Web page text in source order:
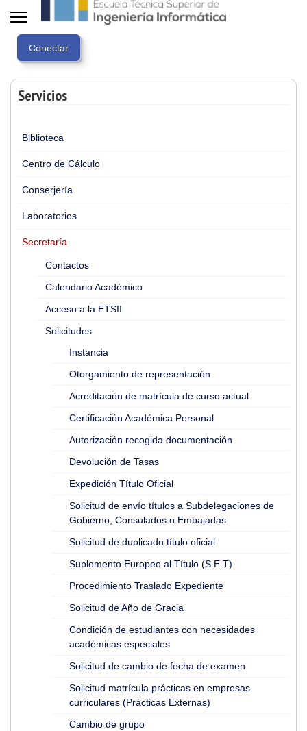
Servicios
Biblioteca
Centro de Cálculo
Conserjería
Laboratorios
Secretaría
Contactos
Calendario Académico
Acceso a la ETSII
Solicitudes
Instancia
Otorgamiento de representación
Acreditación de matrícula de curso actual
Certificación Académica Personal
Autorización recogida documentación
Devolución de Tasas
Expedición Título Oficial
Solicitud de envío títulos a Subdelegaciones de
Gobierno, Consulados o Embajadas
Solicitud de duplicado título oficial
Suplemento Europeo al Título (S.E.T)
Procedimiento Traslado Expediente
Solicitud de Año de Gracia
Condición de estudiantes con necesidades
académicas especiales
Solicitud de cambio de fecha de examen
Solicitud matrícula prácticas en empresas
curriculares (Prácticas Externas)
Cambio de grupo